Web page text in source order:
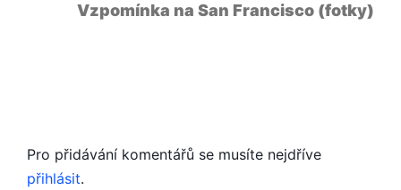
Vzpomínka na San Francisco (fotky)
Pro přidávání komentářů se musíte nejdříve
přihlásit.